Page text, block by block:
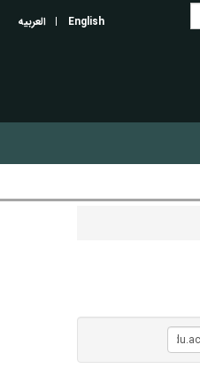
English العربیه